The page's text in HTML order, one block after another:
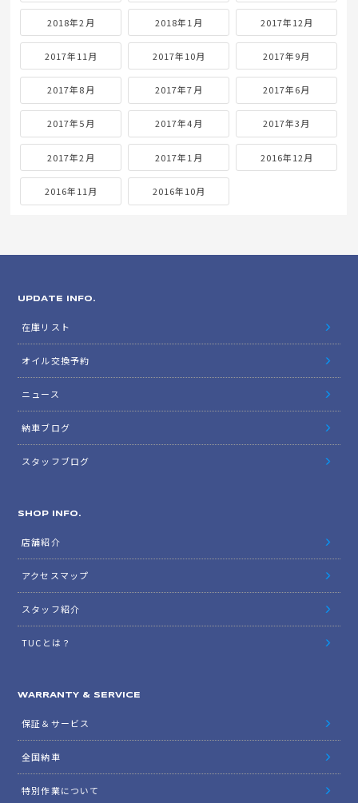
2018年2月 2018年1月 2017年12月
2017年11月 2017年10月 2017年9月
2017年8月 2017年7月 2017年6月
2017年5月 2017年4月 2017年3月
2017年2月 2017年1月 2016年12月
2016年11月 2016年10月
UPDATE INFO.
在庫リスト
オイル交換予約
ニュース
納車ブログ
スタッフブログ
SHOP INFO.
店舗紹介
アクセスマップ
スタッフ紹介
TUCとは？
WARRANTY & SERVICE
保証＆サービス
全国納車
特別作業について